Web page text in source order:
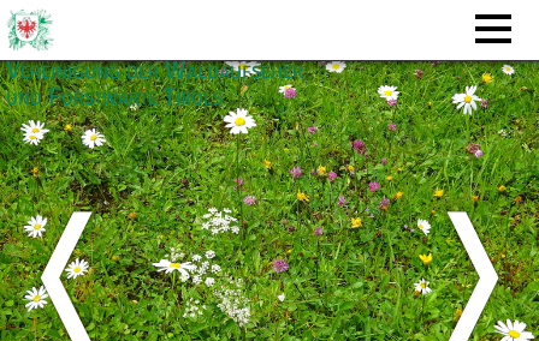
Vereinigung der Waldaufseher
und Forstwarte Tirols
❬ ❭